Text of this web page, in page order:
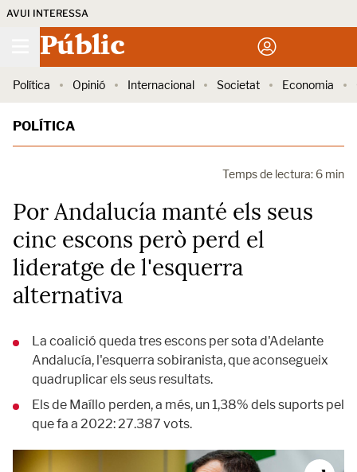
AVUI INTERESSA
Públic
Política Opinió Internacional Societat Economia
POLÍTICA
Temps de lectura: 6 min
Por Andalucía manté els seus
cinc escons però perd el
lideratge de l'esquerra
alternativa
La coalició queda tres escons per sota d'Adelante
Andalucía, l'esquerra sobiranista, que aconsegueix
quadruplicar els seus resultats.
Els de Maíllo perden, a més, un 1,38% dels suports pel
que fa a 2022: 27.387 vots.